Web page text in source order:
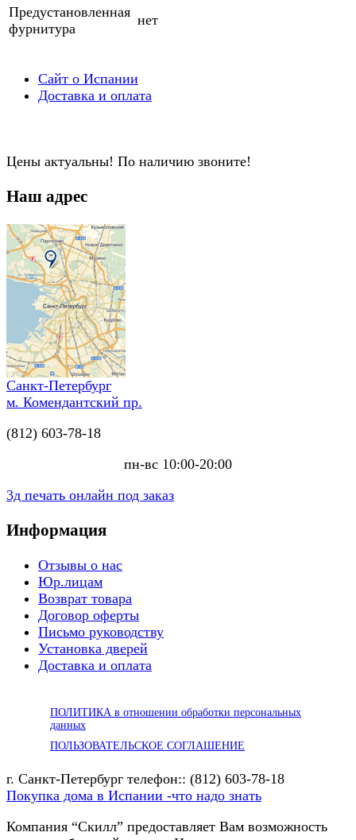
Предустановленная
фурнитура
нет
Сайт о Испании
Доставка и оплата
Цены актуальны! По наличию звоните!
Наш адрес
Санкт-Петербург
м. Комендантский пр.
(812) 603-78-18
пн-вс 10:00-20:00
3д печать онлайн под заказ
Информация
Отзывы о нас
Юр.лицам
Возврат товара
Договор оферты
Письмо руководству
Установка дверей
Доставка и оплата
ПОЛИТИКА в отношении обработки персональных
данных
ПОЛЬЗОВАТЕЛЬСКОЕ СОГЛАШЕНИЕ
г. Санкт-Петербург телефон:: (812) 603-78-18
Покупка дома в Испании -что надо знать
Компания “Скилл” предоставляет Вам возможность